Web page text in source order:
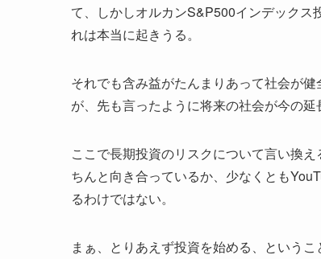
て、しかしオルカンS&P500インデック
れは本当に起きうる。
それでも含み益がたんまりあって社会が
が、先も言ったように将来の社会が今の
ここで長期投資のリスクについて言い換
ちんと向き合っているか、少なくとも
るわけではない。
まぁ、とりあえず投資を始める、という